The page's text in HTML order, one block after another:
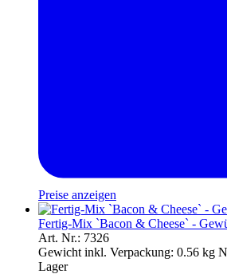
Preise anzeigen
Fertig-Mix `Bacon & Cheese` -
Art. Nr.: 7326
Gewicht inkl. Verpackung: 0.56 kg
Lager